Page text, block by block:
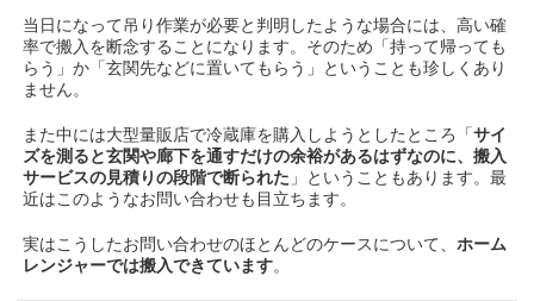
当日になって吊り作業が必要と判明したような場合には、高い確
率で搬入を断念することになります。そのため「持って帰っても
らう」か「玄関先などに置いてもらう」ということも珍しくあり
ません。
また中には大型量販店で冷蔵庫を購入しようとしたところ「サイ
ズを測ると玄関や廊下を通すだけの余裕があるはずなのに、搬入
サービスの見積りの段階で断られた 」ということもあります。最
近はこのようなお問い合わせも目立ちます。
実はこうしたお問い合わせのほとんどのケースについて、ホーム
レンジャーでは搬入できています。